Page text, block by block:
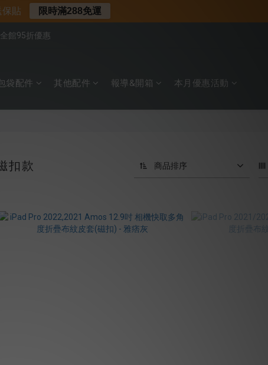
｜加入會員立即領取
手機殼3折起
館95折優惠
袋配件 其他配件 報導&開箱 本月優惠活動
扣款 商品排序
保貼 限時滿288免運